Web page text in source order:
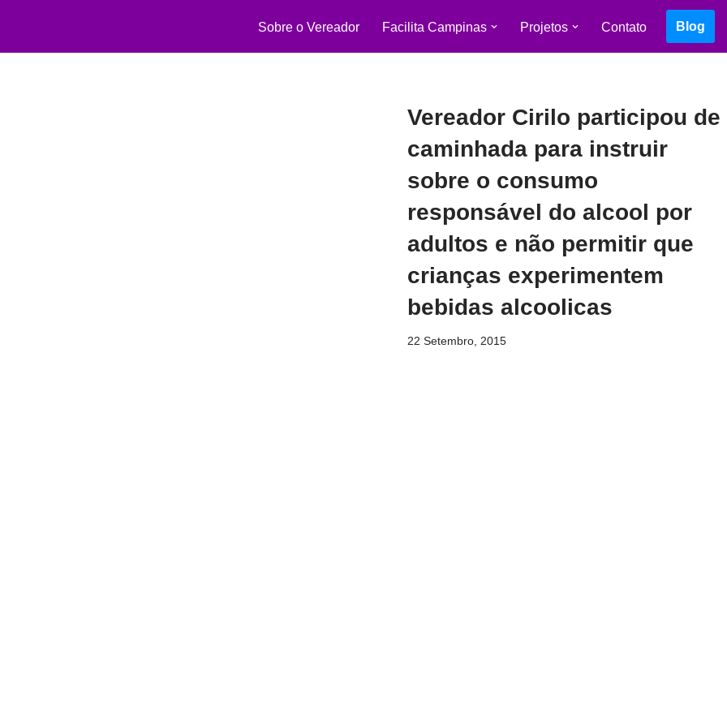
Sobre o Vereador Facilita Campinas Projetos Contato Blog
Vereador Cirilo participou de
caminhada para instruir
sobre o consumo
responsável do alcool por
adultos e não permitir que
crianças experimentem
bebidas alcoolicas
22 Setembro, 2015